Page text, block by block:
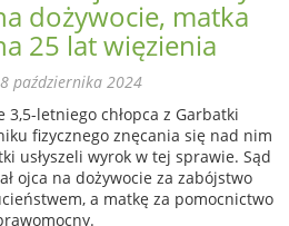
dożywocie, matka
25 lat więzienia
października 2024
3,5-letniego chłopca z Garbatki
fizycznego znęcania się nad nim
usłyszeli wyrok w tej sprawie. Sąd
ojca na dożywocie za zabójstwo
a matkę za pomocnictwo